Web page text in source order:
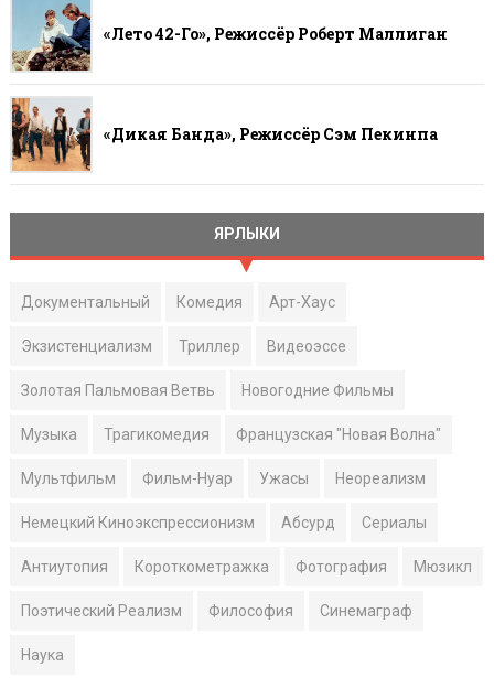
«Лето 42-Го», Режиссёр Роберт Маллиган
«Дикая Банда», Режиссёр Сэм Пекинпа
ЯРЛЫКИ
Документальный Комедия Арт-Хаус
Экзистенциализм Триллер Видеоэссе
Золотая Пальмовая Ветвь Новогодние Фильмы
Музыка Трагикомедия Французская "Новая Волна"
Мультфильм Фильм-Нуар Ужасы Неореализм
Немецкий Киноэкспрессионизм Абсурд Сериалы
Антиутопия Короткометражка Фотография Мюзикл
Поэтический Реализм Философия Синемаграф
Наука